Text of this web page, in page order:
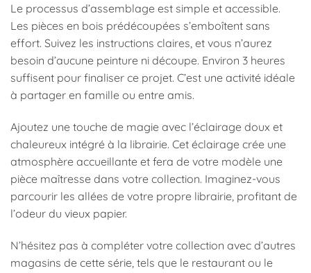
Le processus d’assemblage est simple et accessible.
Les pièces en bois prédécoupées s’emboîtent sans
effort. Suivez les instructions claires, et vous n’aurez
besoin d’aucune peinture ni découpe. Environ 3 heures
suffisent pour finaliser ce projet. C’est une activité idéale
à partager en famille ou entre amis.
Ajoutez une touche de magie avec l’éclairage doux et
chaleureux intégré à la librairie. Cet éclairage crée une
atmosphère accueillante et fera de votre modèle une
pièce maîtresse dans votre collection. Imaginez-vous
parcourir les allées de votre propre librairie, profitant de
l’odeur du vieux papier.
N’hésitez pas à compléter votre collection avec d’autres
magasins de cette série, tels que le restaurant ou le